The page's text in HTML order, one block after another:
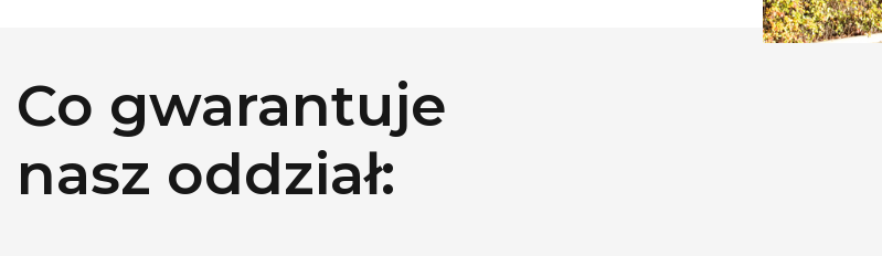
Co gwarantuje​
nasz oddział:​​